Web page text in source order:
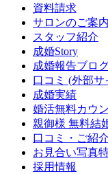
資料請求
サロンのご案内
スタッフ紹介
成婚Story
成婚報告ブロ
口コミ (外部サ
成婚実績
婚活無料カウ
親御様 無料結
口コミ・ご紹
お見合い写真
採用情報